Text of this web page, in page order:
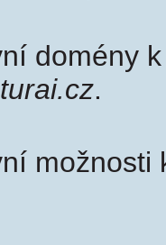
domény
.
možnosti